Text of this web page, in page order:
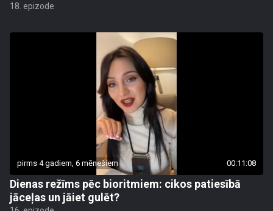
18. epizode
pirms 4 gadiem, 6 mēnešiem 00:11:08
Dienas režīms pēc bioritmiem: cikos patiesībā
jāceļas un jāiet gulēt?